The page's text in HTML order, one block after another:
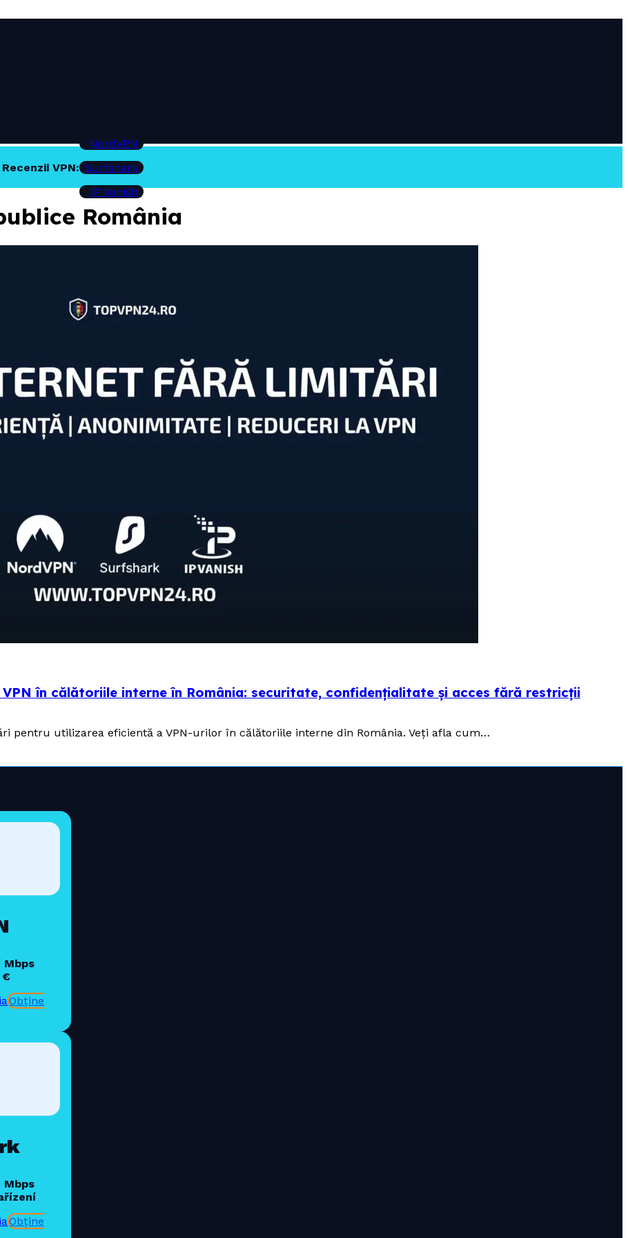
Recenzii VPN:
NordVPN
Surfshark
IP Vanish
România
în călătoriile interne în România: securitate, confidențialitate și acces fără restricții
pentru utilizarea eficientă a VPN-urilor în călătoriile interne din România. Veți afla cum…
Mbps
€
Obține
Mbps
Obține